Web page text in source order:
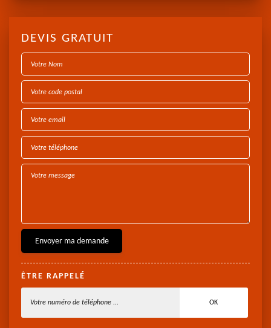
DEVIS GRATUIT
ÊTRE RAPPELÉ